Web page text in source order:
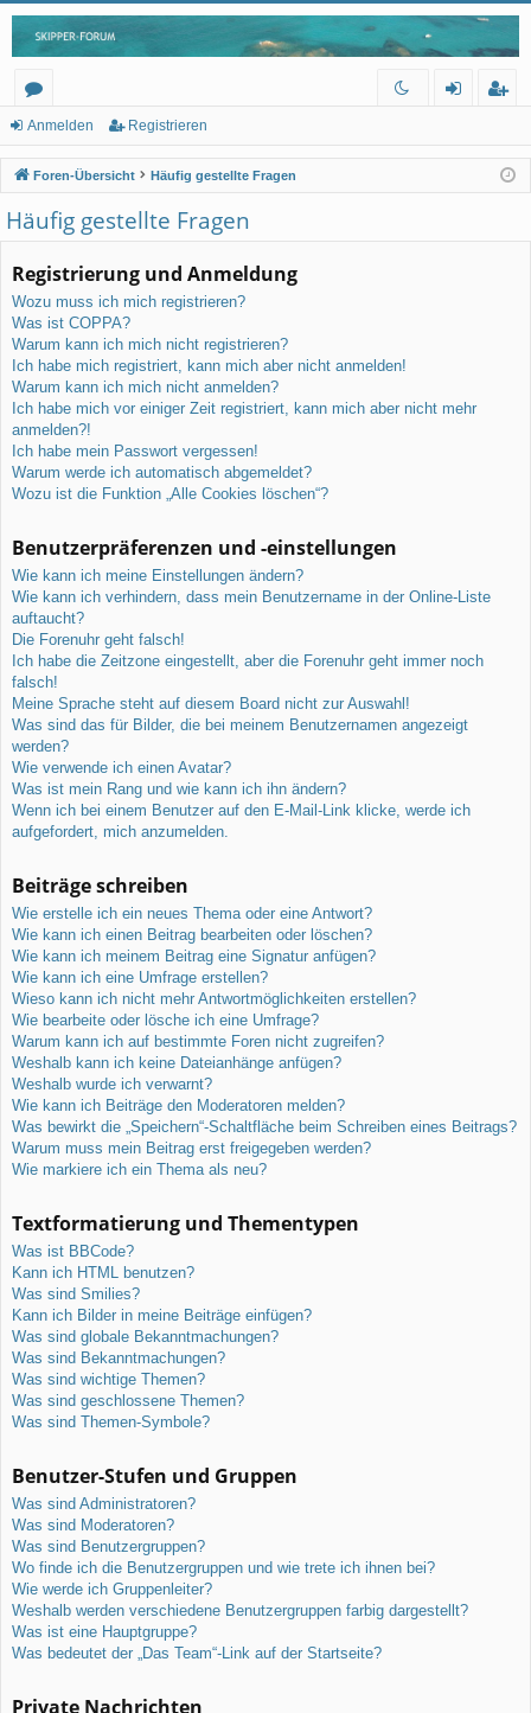
or
en
m
el
ist
rie
Anmelden Registrieren
Foren-Übersicht Häufig gestellte Fragen
Häufig gestellte Fragen
Registrierung und Anmeldung
Wozu muss ich mich registrieren?
Was ist COPPA?
Warum kann ich mich nicht registrieren?
Ich habe mich registriert, kann mich aber nicht anmelden!
Warum kann ich mich nicht anmelden?
Ich habe mich vor einiger Zeit registriert, kann mich aber nicht mehr
anmelden?!
Ich habe mein Passwort vergessen!
Warum werde ich automatisch abgemeldet?
Wozu ist die Funktion „Alle Cookies löschen“?
Benutzerpräferenzen und -einstellungen
Wie kann ich meine Einstellungen ändern?
Wie kann ich verhindern, dass mein Benutzername in der Online-Liste
auftaucht?
Die Forenuhr geht falsch!
Ich habe die Zeitzone eingestellt, aber die Forenuhr geht immer noch
falsch!
Meine Sprache steht auf diesem Board nicht zur Auswahl!
Was sind das für Bilder, die bei meinem Benutzernamen angezeigt
werden?
Wie verwende ich einen Avatar?
Was ist mein Rang und wie kann ich ihn ändern?
Wenn ich bei einem Benutzer auf den E-Mail-Link klicke, werde ich
aufgefordert, mich anzumelden.
Beiträge schreiben
Wie erstelle ich ein neues Thema oder eine Antwort?
Wie kann ich einen Beitrag bearbeiten oder löschen?
Wie kann ich meinem Beitrag eine Signatur anfügen?
Wie kann ich eine Umfrage erstellen?
Wieso kann ich nicht mehr Antwortmöglichkeiten erstellen?
Wie bearbeite oder lösche ich eine Umfrage?
Warum kann ich auf bestimmte Foren nicht zugreifen?
Weshalb kann ich keine Dateianhänge anfügen?
Weshalb wurde ich verwarnt?
Wie kann ich Beiträge den Moderatoren melden?
Was bewirkt die „Speichern“-Schaltfläche beim Schreiben eines Beitrags?
Warum muss mein Beitrag erst freigegeben werden?
Wie markiere ich ein Thema als neu?
Textformatierung und Thementypen
Was ist BBCode?
Kann ich HTML benutzen?
Was sind Smilies?
Kann ich Bilder in meine Beiträge einfügen?
Was sind globale Bekanntmachungen?
Was sind Bekanntmachungen?
Was sind wichtige Themen?
Was sind geschlossene Themen?
Was sind Themen-Symbole?
Benutzer-Stufen und Gruppen
Was sind Administratoren?
Was sind Moderatoren?
Was sind Benutzergruppen?
Wo finde ich die Benutzergruppen und wie trete ich ihnen bei?
Wie werde ich Gruppenleiter?
Weshalb werden verschiedene Benutzergruppen farbig dargestellt?
Was ist eine Hauptgruppe?
Was bedeutet der „Das Team“-Link auf der Startseite?
Private Nachrichten